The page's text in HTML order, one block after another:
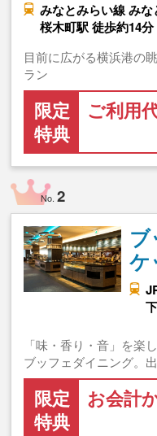
みなとみらい線 み
桜木町駅 徒歩約14分
目前に広がる横浜港の
ラン
限定
特典
ご利用
No.2
ケ
「味・香り・音」を楽
ブッフェダイニング。
限定
特典
お会計